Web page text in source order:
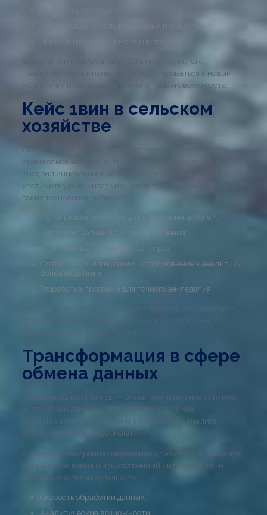
Использование больших данных и аналитики;
Внедряя эти примеры, 1вин демонстрирует, как
традиционные компании могут адаптироваться к новым
условиям и использовать технологии для своего роста.
Кейс 1вин в сельском
хозяйстве
Сельское хозяйство — одна из отраслей, которая долгое
время основывалась на традиционных методах. 1вин
внедрил инновационные агротехнологии, позволяющие
увеличить урожайность и снизить потери. Применение
таких технологий включает:
Использование дронов для мониторинга полей;
Интеллектуальные системы орошения;
Анализ почвы с помощью сенсоров;
Оптимизация логистики с использованием аналитики
больших данных;
Разработка программ для точного земледелия.
Это не только улучшает качество продукции, но и делает
сельское хозяйство более устойчивым к внешним
факторам и изменению климата.
Трансформация в сфере
обмена данных
Еще одна область, где 1вин оказал значительное влияние,
— это обмен данными. Традиционно компании
сталкиваются с проблемами в обработке и анализе
больших объемов информации.
С помощью внедрения современных технологий, таких как
облачные решения и искусственный интеллект, 1вин
смогли значительно улучшить:
Скорость обработки данных;
Аналитические возможности;